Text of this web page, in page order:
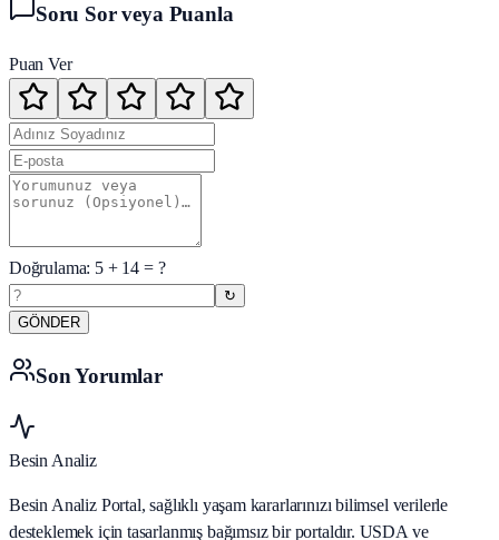
Soru Sor veya Puanla
Puan Ver
Doğrulama: 5+ 14 = ?
↻
GÖNDER
Son Yorumlar
Besin Analiz
Besin Analiz Portal, sağlıklı yaşam kararlarınızı bilimsel verilerle
desteklemek için tasarlanmış bağımsız bir portaldır. USDA ve